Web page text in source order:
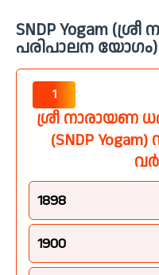
SNDP Yogam
പരിപാലന യോഗം)
1
ശ്രീ നാരായണ
(SNDP
1898
1900